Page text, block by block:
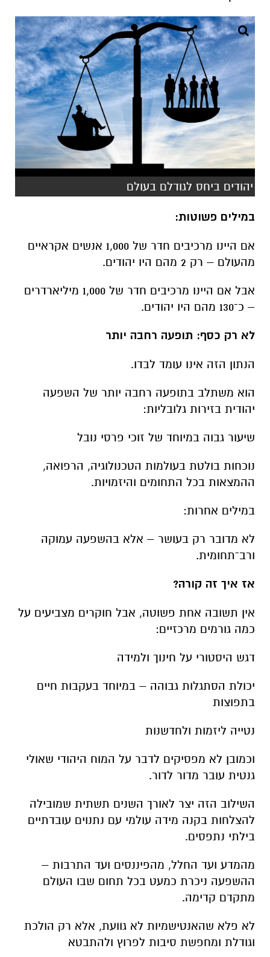
יהודים ביחס לגודלם בעולם
במילים פשוטות:
אם היינו מרכיבים חדר של 1,000 אנשים אקראיים
מהעולם – רק 2 מהם היו יהודים.
אבל אם היינו מרכיבים חדר של 1,000 מיליארדרים
– כ־130 מהם היו יהודים.
לא רק כסף: תופעה רחבה יותר
הנתון הזה אינו עומד לבדו.
הוא משתלב בתופעה רחבה יותר של השפעה
יהודית בזירות גלובליות:
שיעור גבוה במיוחד של זוכי פרסי נובל
נוכחות בולטת בעולמות הטכנולוגיה, הרפואה,
ההמצאות בכל התחומים והיזמויות.
במילים אחרות:
לא מדובר רק בעושר – אלא בהשפעה עמוקה
ורב־תחומית.
אז איך זה קורה?
אין תשובה אחת פשוטה, אבל חוקרים מצביעים על
כמה גורמים מרכזיים:
דגש היסטורי על חינוך ולמידה
יכולת הסתגלות גבוהה – במיוחד בעקבות חיים
בתפוצות
נטייה ליזמות ולחדשנות
וכמובן לא מפסיקים לדבר על המוח היהודי שאולי
גנטית עובר מדור לדור.
השילוב הזה יצר לאורך השנים תשתית שמובילה
להצלחות בקנה מידה עולמי עם נתנוים עובדתיים
בילתי נתפסים.
מהמדע ועד החלל, מהפיננסים ועד התרבות –
ההשפעה ניכרת כמעט בכל תחום שבו העולם
מתקדם קדימה.
לא פלא שהאנטישמיות לא גוועת, אלא רק הולכת
וגודלת ומחפשת סיבות לפרוץ ולהתבטא